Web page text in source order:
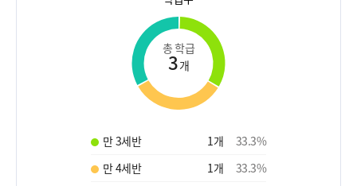
총 학급
3개
만 3세반 1개 33.3%
만 4세반
1개 33.3%